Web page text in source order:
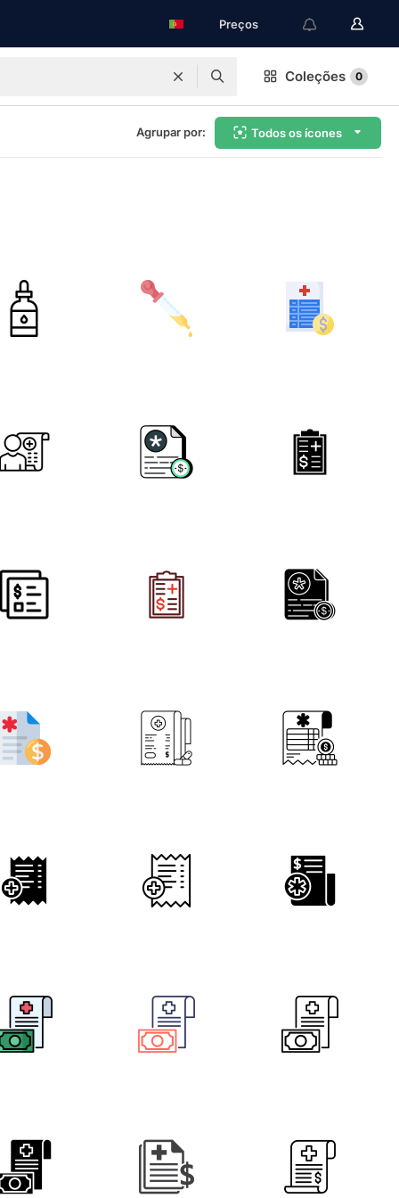
Preços
Coleções 0
Agrupar por: Todos os ícones